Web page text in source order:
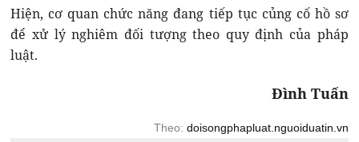
Hiện, cơ quan chức năng đang tiếp tục củng cố hồ sơ
để xử lý nghiêm đối tượng theo quy định của pháp
luật.
Đình Tuấn
Theo: doisongphapluat.nguoiduatin.vn